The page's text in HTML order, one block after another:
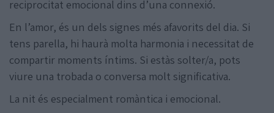
reciprocitat emocional dins d’una connexió.
En l’amor, és un dels signes més afavorits del dia. Si
tens parella, hi haurà molta harmonia i necessitat de
compartir moments íntims. Si estàs solter/a, pots
viure una trobada o conversa molt significativa.
La nit és especialment romàntica i emocional.